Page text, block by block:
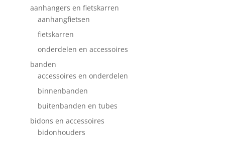
aanhangers en fietskarren
aanhangfietsen
fietskarren
onderdelen en accessoires
banden
accessoires en onderdelen
binnenbanden
buitenbanden en tubes
bidons en accessoires
bidonhouders